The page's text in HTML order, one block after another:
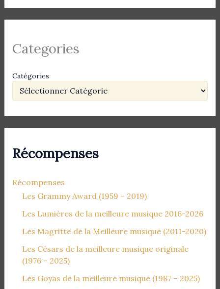
Categories
Catégories
Récompenses
Récompenses
Les Grammy Award (1959 – 2019)
Les Lumières de la meilleure musique 2016-2026
Les Magritte de la Meilleure musique (2011-2020)
Les Césars de la meilleure musique originale
(1976 – 2025)
Les Goyas de la meilleure musique (1987 – 2025)